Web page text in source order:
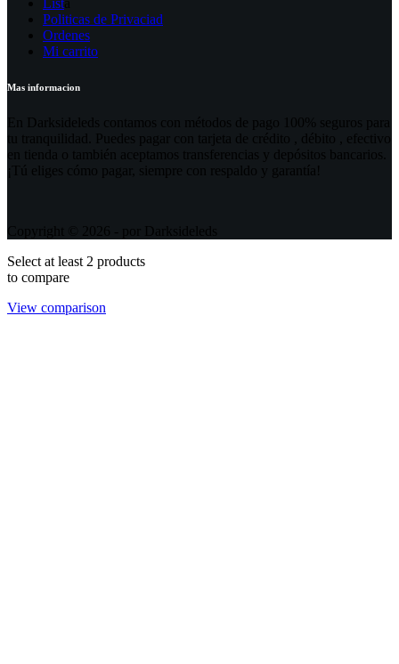
Politicas de Privaciad
Ordenes
Mi carrito
Mas informacion
En Darksideleds contamos con métodos de pago 100% seguros para
tu tranquilidad. Puedes pagar con tarjeta de crédito , débito , efectivo
en tienda o también aceptamos transferencias y depósitos bancarios.
¡Tú eliges cómo pagar, siempre con respaldo y garantía!
Copyright © 2026 - por Darksideleds
Select at least 2 products
to compare
View comparison